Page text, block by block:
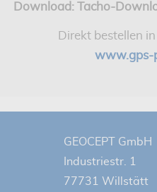
Download: Tacho-
Direkt bestellen
www.gps-
GEOCEPT GmbH
Industriestr. 1
77731 Willstätt